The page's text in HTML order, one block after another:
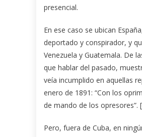
presencial.
En ese caso se ubican
deportado y conspirador, y
Venezuela y Guatemala. De
que hablar del pasado,
veía incumplido en aquellas
enero de 1891: “Con los
de mando de los opresores”.
Pero, fuera de Cuba, en